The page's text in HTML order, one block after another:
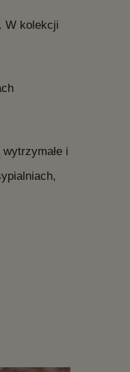
W kolekcji
i